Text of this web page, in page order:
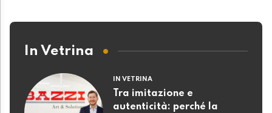
In Vetrina
IN VETRINA
Tra imitazione e
autenticità: perché la